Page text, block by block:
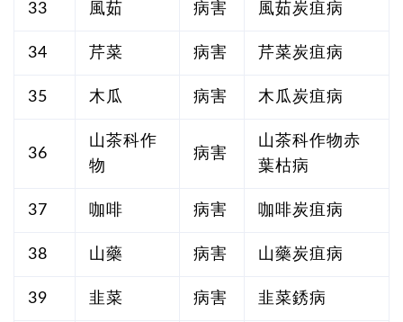
33 風茹 病害 風茹炭疽病
34 芹菜 病害 芹菜炭疽病
35 木瓜 病害 木瓜炭疽病
36
山茶科作
物
病害
山茶科作物赤
葉枯病
37 咖啡 病害 咖啡炭疽病
38 山藥 病害 山藥炭疽病
39 韭菜 病害 韭菜銹病